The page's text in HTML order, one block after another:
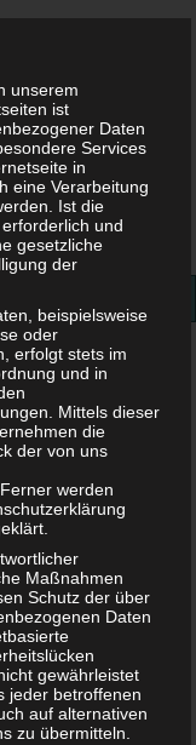
Twitter
Beziehung
der
unserem
ist
Daten
Services
in
eine Verarbeitung
Ist die
und
gesetzliche
der
beispielsweise
oder
erfolgt stets im
und in
Mittels dieser
die
der von uns
werden
Maßnahmen
Schutz der über
Daten
gewährleistet
jeder betroffenen
auf alternativen
zu übermitteln.